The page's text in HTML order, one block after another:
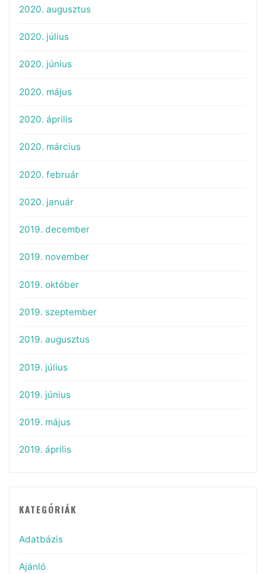
2020. augusztus
2020. július
2020. június
2020. május
2020. április
2020. március
2020. február
2020. január
2019. december
2019. november
2019. október
2019. szeptember
2019. augusztus
2019. július
2019. június
2019. május
2019. április
KATEGÓRIÁK
Adatbázis
Ajánló